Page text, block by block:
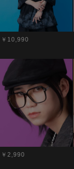
￥10,990
￥2,990